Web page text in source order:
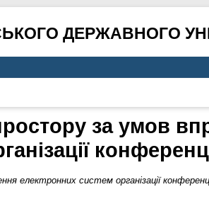
ДЕРЖАВНОГО
за умов
електронних систем організації